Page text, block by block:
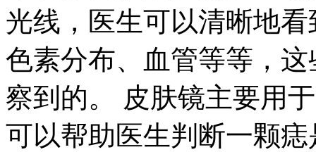
光线，医生可以清晰地
色素分布、血管等等，
察到的。 皮肤镜主要用
可以帮助医生判断一颗